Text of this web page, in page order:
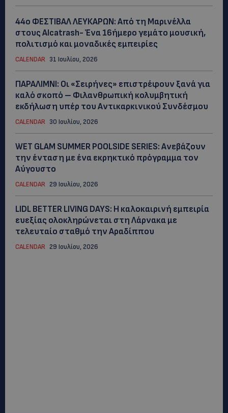
44ο ΦΕΣΤΙΒΑΛ ΛΕΥΚΑΡΩΝ: Από τη Μαρινέλλα
στους Alcatrash- Ένα 16ήμερο γεμάτο μουσική,
πολιτισμό και μοναδικές εμπειρίες
CALENDAR 31 Ιουλίου, 2026
ΠΑΡΑΛΙΜΝΙ: Οι «Σειρήνες» επιστρέφουν ξανά για
καλό σκοπό – Φιλανθρωπική κολυμβητική
εκδήλωση υπέρ του Αντικαρκινικού Συνδέσμου
CALENDAR 30 Ιουλίου, 2026
WET GLAM SUMMER POOLSIDE SERIES: Ανεβάζουν
την ένταση με ένα εκρηκτικό πρόγραμμα τον
Αύγουστο
CALENDAR 29 Ιουλίου, 2026
LIDL BETTER LIVING DAYS: Η καλοκαιρινή εμπειρία
ευεξίας ολοκληρώνεται στη Λάρνακα με
τελευταίο σταθμό την Αραδίππου
CALENDAR 29 Ιουλίου, 2026